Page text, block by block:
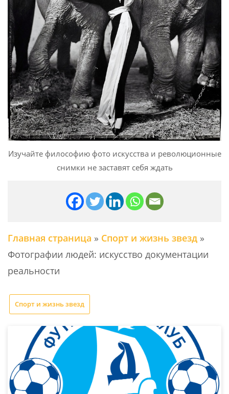
Изучайте философию фото искусства и революционные
снимки не заставят себя ждать
Главная страница » Спорт и жизнь звезд »
Фотографии людей: искусство документации
реальности
Спорт и жизнь звезд